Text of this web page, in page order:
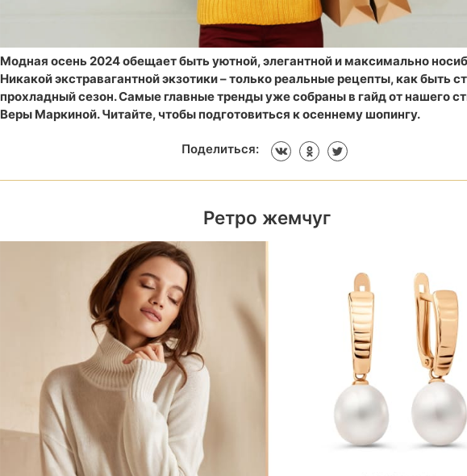
Модная осень 2024 обещает быть уютной, элегантной и максимально
Никакой экстравагантной экзотики – только реальные рецепты, как быть
прохладный сезон. Самые главные тренды уже собраны в гайд от нашего
Веры Маркиной. Читайте, чтобы подготовиться к осеннему шопингу.
Поделиться:
Ретро жемчуг